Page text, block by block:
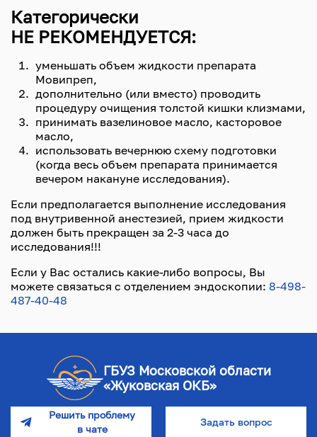
Категорически
НЕ РЕКОМЕНДУЕТСЯ:
уменьшать объем жидкости препарата
Мовипреп,
дополнительно (или вместо) проводить
процедуру очищения толстой кишки клизмами,
принимать вазелиновое масло, касторовое
масло,
использовать вечернюю схему подготовки
(когда весь объем препарата принимается
вечером накануне исследования).
Если предполагается выполнение исследования
под внутривенной анестезией, прием жидкости
должен быть прекращен за 2-3 часа до
исследования!!!
Если у Вас остались какие-либо вопросы, Вы
можете связаться с отделением эндоскопии: 8-498-
487-40-48
ГБУЗ Московской области
«Жуковская ОКБ»
Решить проблему
в чате
Задать вопрос